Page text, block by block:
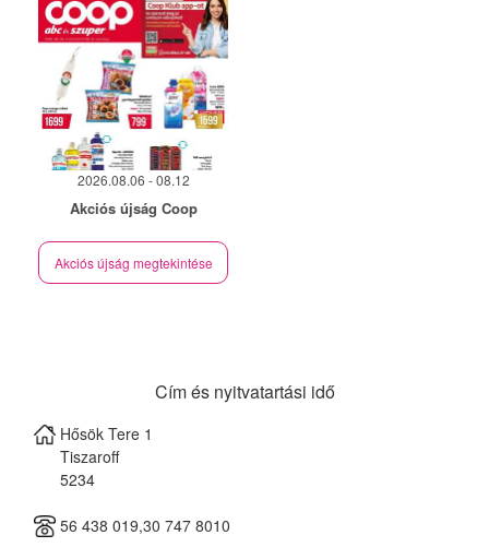
2026.08.06 - 08.12
Akciós újság Coop
Akciós újság megtekintése
Cím és nyitvatartási idő
Hősök Tere 1
Tiszaroff
5234
56 438 019,30 747 8010